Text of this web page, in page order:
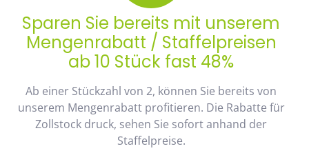
Sparen Sie bereits mit unserem
Mengenrabatt / Staffelpreisen
ab 10 Stück fast 48%
Ab einer Stückzahl von 2, können Sie bereits von
unserem Mengenrabatt profitieren. Die Rabatte für
Zollstock druck, sehen Sie sofort anhand der
Staffelpreise.